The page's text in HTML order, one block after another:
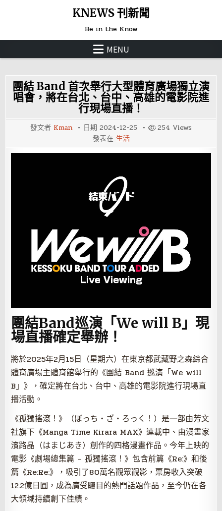
KNEWS 刊新聞
Be in the Know
MENU
團結 Band 首次舉行大型體育廣場獨立演
唱會，將在台北、台中、高雄的電影院進
行現場直播！
發文者 Kman 日期 2024-12-25 254 Views
發表在 生活
團結Band巡演「We will B」現
場直播確定舉辦！
將於2025年2月15日（星期六）在東京都武藏野之森綜合
體育廣場主體育館舉行的《團結 Band 巡演「We will
B」》，確定將在台北、台中、高雄的電影院進行現場直
播活動。
《孤獨搖滾！》（ぼっち・ざ・ろっく！）是一部由芳文
社旗下《Manga Time Kirara MAX》連載中、由漫畫家
濱路晶（はまじあき）創作的四格漫畫作品。今年上映的
電影《劇場總集篇 – 孤獨搖滾！》包含前篇《Re:》和後
篇《Re:Re:》，吸引了80萬名觀眾觀影，票房收入突破
12.2億日圓，成為廣受矚目的熱門話題作品，至今仍在各
大領域持續創下佳績。